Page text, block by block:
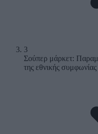
3
Σούπερ μάρκετ:
της εθνικής συμφωνίας